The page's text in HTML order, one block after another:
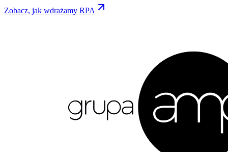
Zobacz, jak wdrażamy RPA